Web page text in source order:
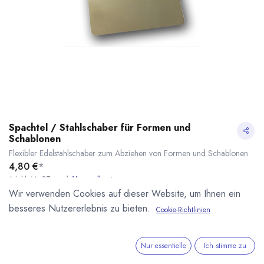
Spachtel / Stahlschaber für Formen und
Schablonen
Flexibler Edelstahlschaber zum Abziehen von Formen und Schablonen.
4,80 €*
* inkl. MwST. zzgl. Versandkosten
Lieferzeit: sofort lieferbar
Formen für Schokolade Zubehör B2C Artikel 5%
Wir verwenden Cookies auf dieser Website, um Ihnen ein
besseres Nutzererlebnis zu bieten.
Cookie-Richtlinien
Nur essentielle Ich stimme zu